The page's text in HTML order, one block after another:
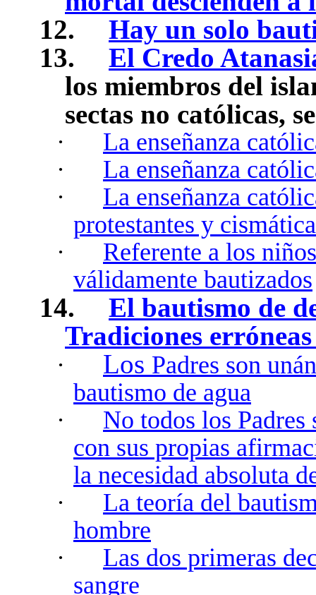
12.
Hay un solo
13.
El Credo
los miembros del
sectas no católicas,
·
La enseñanza
·
La enseñanza
·
La enseñanza
protestantes y
·
Referente a los
válidamente bautizados
14.
El bautismo de
Tradiciones
· Los Padres son
bautismo de agua
·
No todos los Padres
con sus propias
la necesidad absoluta
·
La teoría del
hombre
·
Las dos primeras
sangre